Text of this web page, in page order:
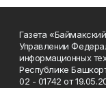
Газета
Управлении
информационных
Республике
02 - 01742 от